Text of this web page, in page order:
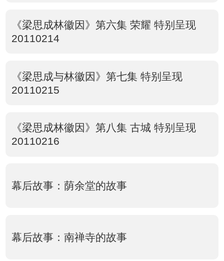
《梁思成林徽因》第六集 荣耀 特别呈现
20110214
《梁思成与林徽因》第七集 特别呈现
20110215
《梁思成林徽因》第八集 古城 特别呈现
20110216
幕后故事：荫余堂的故事
幕后故事：南禅寺的故事